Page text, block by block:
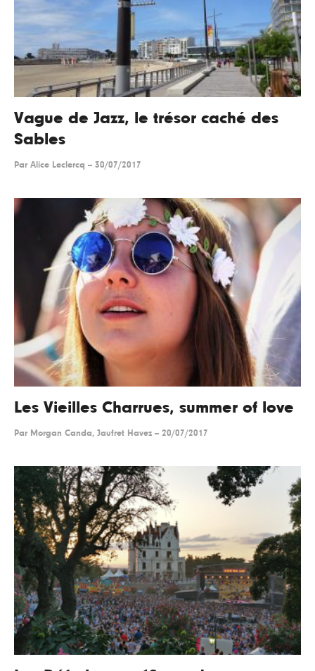
Vague de Jazz, le trésor caché des
Sables
Par Alice Leclercq -- 30/07/2017
Les Vieilles Charrues, summer of love
Par Morgan Canda, Jaufret Havez -- 20/07/2017